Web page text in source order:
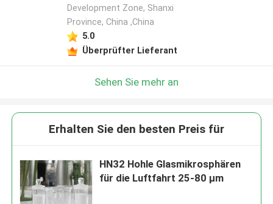
Development Zone, Shanxi
Province, China ,China
5.0
Überprüfter Lieferant
Sehen Sie mehr an
Erhalten Sie den besten Preis für
HN32 Hohle Glasmikrosphären
für die Luftfahrt 25-80 μm